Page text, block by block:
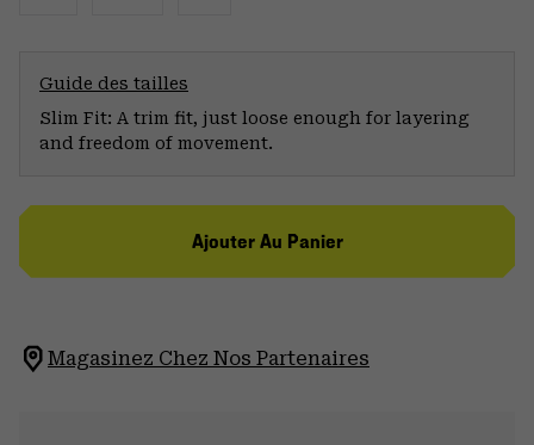
Guide des tailles
Slim Fit: A trim fit, just loose enough for layering
and freedom of movement.
Ajouter Au Panier
Magasinez Chez Nos Partenaires